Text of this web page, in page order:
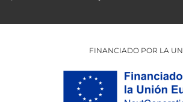
FINANCIADO POR LA